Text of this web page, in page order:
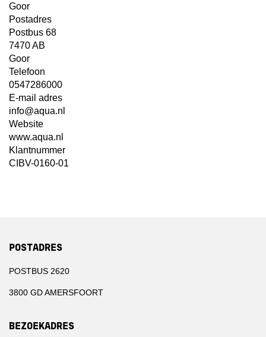
Goor
Postadres
Postbus 68
7470 AB
Goor
Telefoon
0547286000
E-mail adres
info@aqua.nl
Website
www.aqua.nl
Klantnummer
CIBV-0160-01
POSTADRES
POSTBUS 2620
3800 GD AMERSFOORT
BEZOEKADRES